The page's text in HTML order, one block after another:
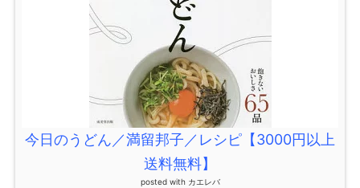
今日のうどん／満留邦子／レシピ【3000円以上
送料無料】
posted with カエレバ